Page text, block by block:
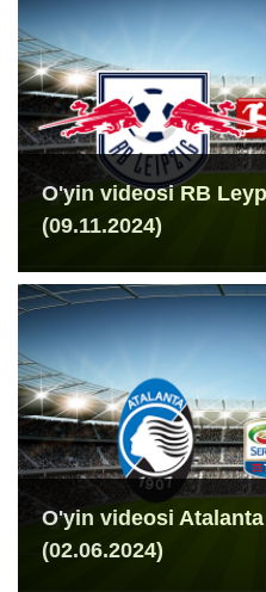
O'yin videosi RB
(09.11.2024)
O'yin videosi
(02.06.2024)